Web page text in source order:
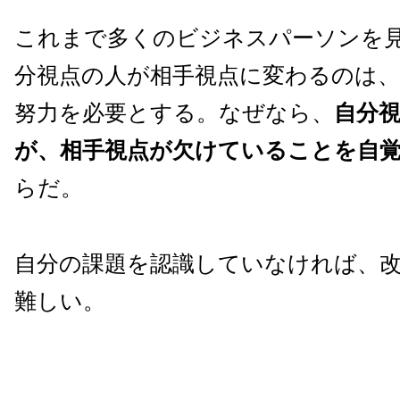
これまで多くのビジネスパーソンを
分視点の人が相手視点に変わるのは
努力を必要とする。なぜなら、
自分
が、相手視点が欠けていることを自
らだ。
自分の課題を認識していなければ、
難しい。